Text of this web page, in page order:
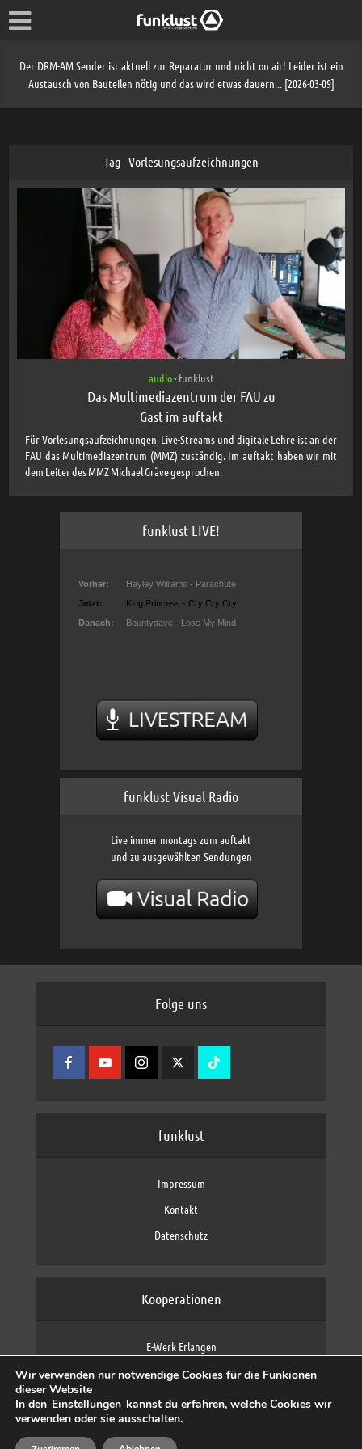
Der DRM-AM Sender ist aktuell zur Reparatur und nicht on air! Leider ist ein
Austausch von Bauteilen nötig und das wird etwas dauern... [2026-03-09]
Tag - Vorlesungsaufzeichnungen
audio• funklust
Das Multimediazentrum der FAU zu
Gast im auftakt
Für Vorlesungsaufzeichnungen, Live-Streams und digitale Lehre ist an der
FAU das Multimediazentrum (MMZ) zuständig. Im auftakt haben wir mit
dem Leiter des MMZ Michael Gräve gesprochen.
funklust LIVE!
funklust Visual Radio
Live immer montags zum auftakt
und zu ausgewählten Sendungen
Folge uns
funklust
Impressum
Kontakt
Datenschutz
Kooperationen
E-Werk Erlangen
Fraunhofer IIS
max neo (AFK max)
Wir verwenden nur notwendige Cookies für die Funkionen
dieser Website
In den Einstellungen kannst du erfahren, welche Cookies wir
verwenden oder sie ausschalten.